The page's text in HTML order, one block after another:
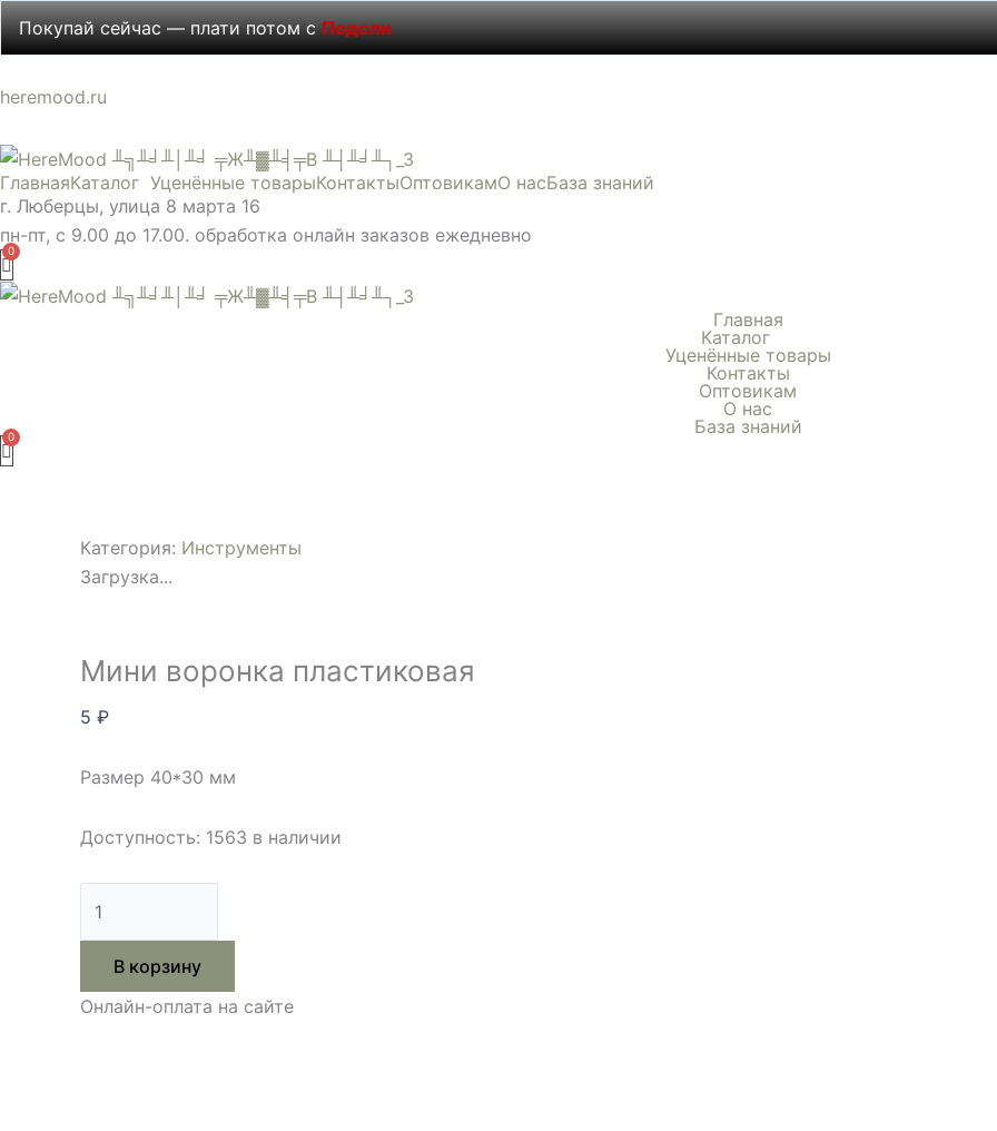
Покупай сейчас — плати потом сПодели
Перейти
к
heremood.ru
ГлавнаяКаталог Уценённые товарыКонтактыОптовикамО насБаза знаний
г. Люберцы, улица 8 марта 16
пн-пт, с 9.00 до 17.00. обработка онлайн заказов ежедневно
Главная
Каталог
Уценённые товары
Контакты
Оптовикам
О нас
База знаний
Категория: Инструменты
Загрузка...
Мини воронка пластиковая
5 ₽
Размер 40*30 мм
Доступность: 1563 в наличии
Количество
Мини
воронка
пластиковая
В корзину
Онлайн-оплата на сайте